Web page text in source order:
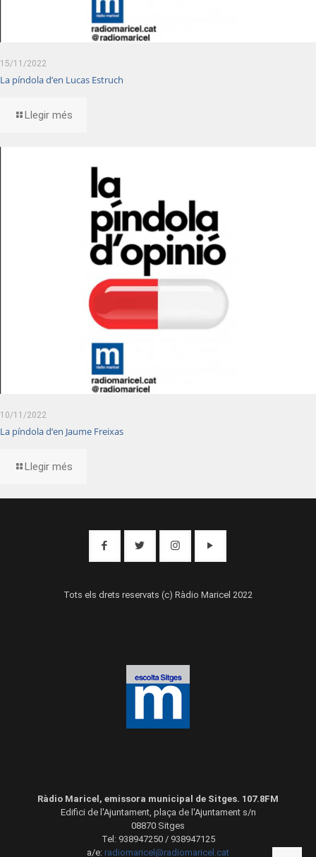
15/11/2022
La píndola d’en Lucas Estruch
Llegir més
10/11/2022
La píndola d’en Jaume Freixas
Llegir més
Tots els drets reservats (c) Ràdio Maricel 2022
Ràdio Maricel, emissora municipal de Sitges. 107.8FM
Edifici de l'Ajuntament, plaça de l'Ajuntament s/n
08870 Sitges
Tel: 938947250 / 938947125
a/e: radiomaricel@radiomaricel.cat